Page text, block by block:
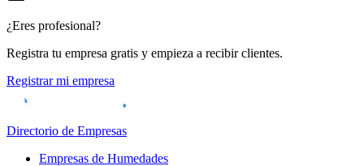
¿Eres profesional?
Registra tu empresa gratis y empieza a recibir clientes.
Registrar mi empresa
Directorio de Empresas
Empresas de Humedades